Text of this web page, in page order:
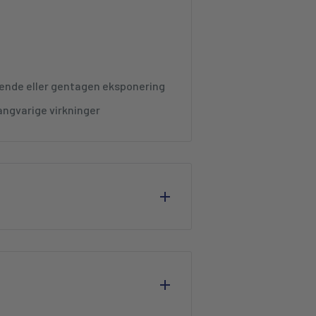
rengør overfladen med
Multi
overfladen.
eller gentagen eksponering
virkninger